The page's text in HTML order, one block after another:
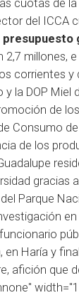
cuotas de
del ICCA
presupuesto
millones,
corrientes
y la DOP
de
Consumo
de los
Parque
Haría y
afición que